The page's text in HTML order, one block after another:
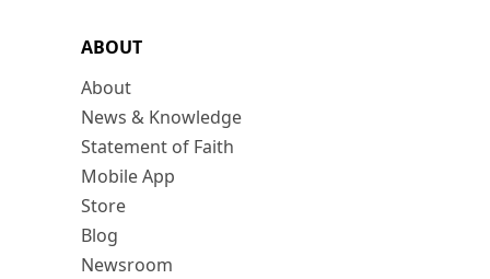
ABOUT
About
News & Knowledge
Statement of Faith
Mobile App
Store
Blog
Newsroom